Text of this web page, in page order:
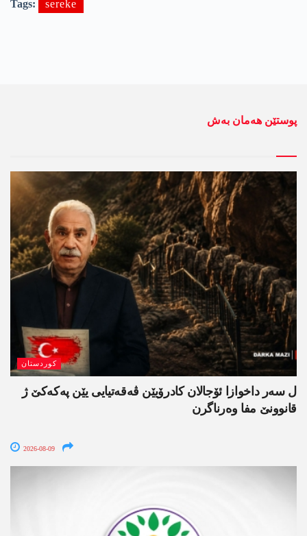
Tags: sereke
پوستێن ھەمان بەش
کوردستان
ل سەر داخوازا ئۆجالان کادرۆیێن ڤەقەتیایی یێن پەکەکێ ژ
قانوونێ مفا وەرناگرن
2026-08-09